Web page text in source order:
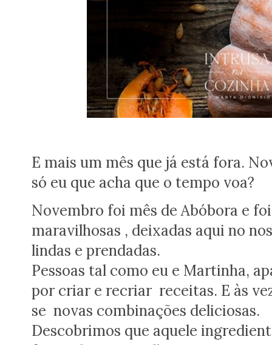
E mais um mês que já está fora.
só eu que acha que o tempo voa?
Novembro foi mês de Abóbora e
maravilhosas , deixadas aqui no
lindas e prendadas.
Pessoas tal como eu e Martinha,
por criar e recriar receitas. E às
se novas combinações deliciosas.
Descobrimos que aquele